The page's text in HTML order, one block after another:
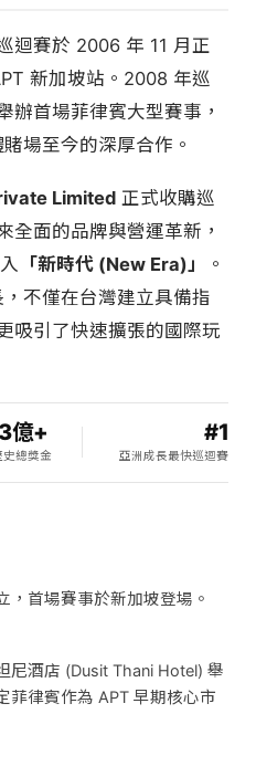
迴賽於 2006 年 11 月正
新加坡站。2008 年巡
辦首場菲律賓大型賽事，
場至今的深厚合作。
Limited 正式收購巡
全面的品牌與營運革新，
「新時代 (New Era)」
。
不僅在台灣建立具備指
吸引了快速擴張的國際玩
億+
史總獎金
#1
亞洲成長最快巡迴賽
，首場賽事於新加坡登場。
尼酒店 (Dusit Thani Hotel) 舉
菲律賓作為 APT 早期核心市